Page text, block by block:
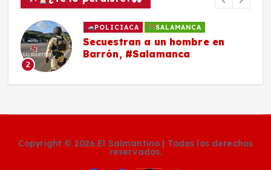
2
POLICIACA SALAMANCA
Secuestran a un hombre en
Barrón, #Salamanca
Copyright © 2026 El Salmantino | Todos los derechos
reservados.